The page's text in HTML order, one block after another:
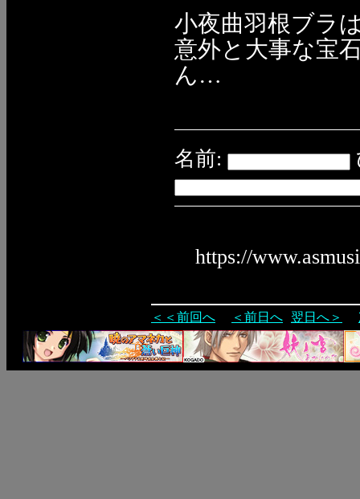
小夜曲羽根ブラ
意外と大事な宝
ん…
名前:
https://
＜＜前回へ ＜前日へ 翌日へ＞